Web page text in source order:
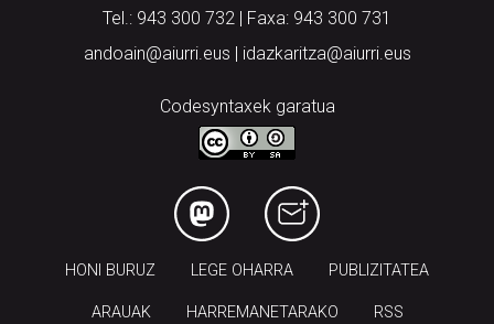
Tel.: 943 300 732 | Faxa: 943 300 731
andoain@aiurri.eus | idazkaritza@aiurri.eus
Codesyntaxek garatua
HONI BURUZ LEGE OHARRA PUBLIZITATEA
ARAUAK HARREMANETARAKO RSS